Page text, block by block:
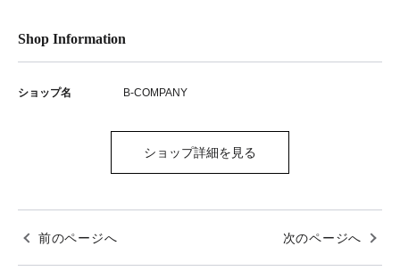
Shop Information
ショップ名 B-COMPANY
ショップ詳細を見る
前のページへ 次のページへ